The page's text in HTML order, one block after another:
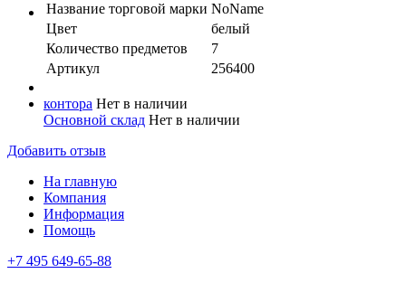
Название торговой марки NoName
Цвет
белый
Количество предметов
7
Артикул
256400
контора Нет в наличии
Основной склад Нет в наличии
Добавить отзыв
На главную
Компания
Информация
Помощь
+7 495 649-65-88